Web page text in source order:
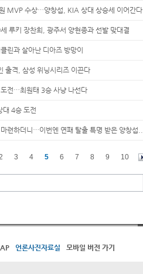
MVP 수상…양창섭, KIA 상대 상승세 이어간다
루키 장찬희, 광주서 양현종과 선발 맞대결
린과 살아난 디아즈 방망이
출격, 삼성 위닝시리즈 이끈다
전…최원태 3승 사냥 나선다
4승 도전
련하더니…이번엔 연패 탈출 특명 받은 양창섭..
3 4 5 6 7 8 9 10
언론사진자료실 모바일 버전 가기